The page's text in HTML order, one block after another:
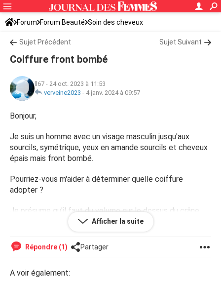
Forum Forum Beauté Soin des cheveux
Sujet Précédent Sujet Suivant
Coiffure front bombé
ll67 - 24 oct. 2023 à 11:53
verveine2023 - 4 janv. 2024 à 09:57
Bonjour,
Je suis un homme avec un visage masculin jusqu'aux
sourcils, symétrique, yeux en amande sourcils et cheveux
épais mais front bombé.
Pourriez-vous m'aider à déterminer quelle coiffure
adopter ?
Je présume qu'il faut du volume sur le dessus du crâne
Ayant des pommettes légèrement sayantes le mieux
selon moi serait des cheveux mi longs avec un "déport" en
pattes plates sans être courtes, nuque courte.
Afficher la suite
Répondre (1) Partager
A voir également: